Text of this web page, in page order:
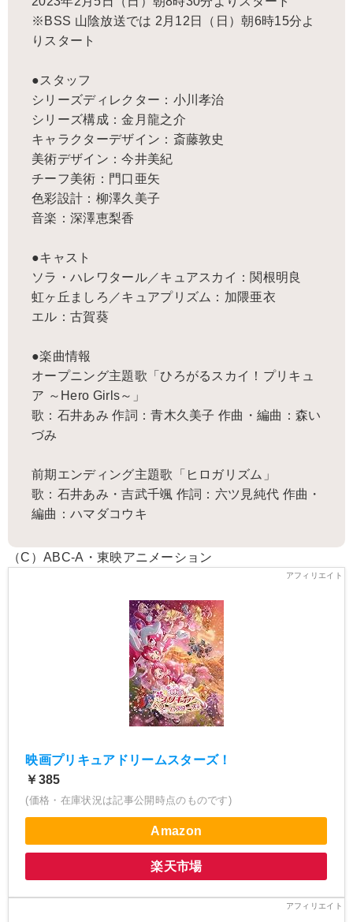
※BSS 山陰放送では 2月12日（日）朝6時15分よ
りスタート
●スタッフ
シリーズディレクター：小川孝治
シリーズ構成：金月龍之介
キャラクターデザイン：斎藤敦史
美術デザイン：今井美紀
チーフ美術：門口亜矢
色彩設計：柳澤久美子
音楽：深澤恵梨香
●キャスト
ソラ・ハレワタール／キュアスカイ：関根明良
虹ヶ丘ましろ／キュアプリズム：加隈亜衣
エル：古賀葵
●楽曲情報
オープニング主題歌「ひろがるスカイ！プリキュ
ア ～Hero Girls～」
歌：石井あみ 作詞：青木久美子 作曲・編曲：森い
づみ
前期エンディング主題歌「ヒロガリズム」
歌：石井あみ・吉武千颯 作詞：六ツ見純代 作曲・
編曲：ハマダコウキ
（C）ABC-A・東映アニメーション
映画プリキュアドリームスターズ！
￥385
(価格・在庫状況は記事公開時点のものです)
Amazon
楽天市場